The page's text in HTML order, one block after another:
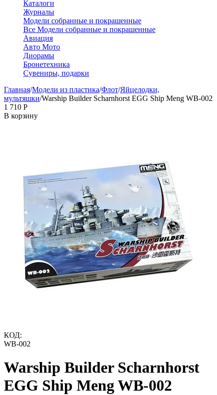
Каталоги
Журналы
Модели собранные и покрашенные
Все Модели собранные и покрашенные
Авиация
Авто Мото
Диорамы
Бронетехника
Сувениры, подарки
Главная/Модели из пластика/Флот/Яйцелодки,
мультяшки/Warship Builder Scharnhorst EGG Ship Meng WB-002
1 710 Р
В корзину
КОД:
WB-002
Warship Builder Scharnhorst
EGG Ship Meng WB-002